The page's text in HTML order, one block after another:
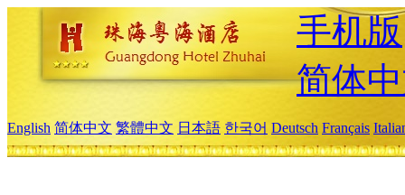
手机版
简体
English 简体中文 繁體中文 日本語 한국어 Deutsch Français